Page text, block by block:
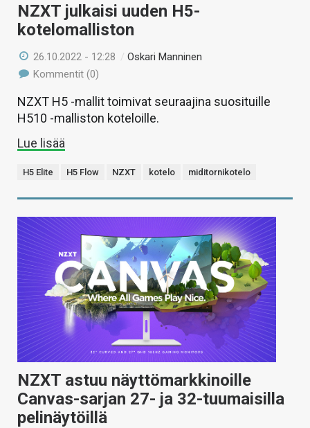
NZXT julkaisi uuden H5-
kotelomalliston
26.10.2022 - 12:28 /Oskari Manninen
Kommentit (0)
NZXT H5 -mallit toimivat seuraajina suosituille
H510 -malliston koteloille.
Lue lisää
H5 Elite H5 Flow NZXT kotelo miditornikotelo
NZXT astuu näyttömarkkinoille
Canvas-sarjan 27- ja 32-tuumaisilla
pelinäytöillä